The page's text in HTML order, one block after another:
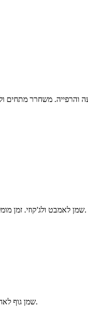
שמן לאמבט ולג'קוזי. זמן מומלץ לשהייה באמבט: כ- 12-15 דקות.
שמן גוף לאחר אמבט. משמש ללחות והזנת הגוף.